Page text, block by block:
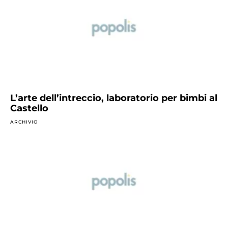
L’arte dell’intreccio, laboratorio per bimbi al
Castello
ARCHIVIO